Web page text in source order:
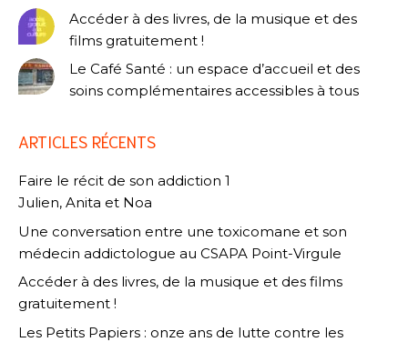
Accéder à des livres, de la musique et des
films gratuitement !
Le Café Santé : un espace d’accueil et des
soins complémentaires accessibles à tous
ARTICLES RÉCENTS
Faire le récit de son addiction 1
Julien, Anita et Noa
Une conversation entre une toxicomane et son
médecin addictologue au CSAPA Point-Virgule
Accéder à des livres, de la musique et des films
gratuitement !
Les Petits Papiers : onze ans de lutte contre les